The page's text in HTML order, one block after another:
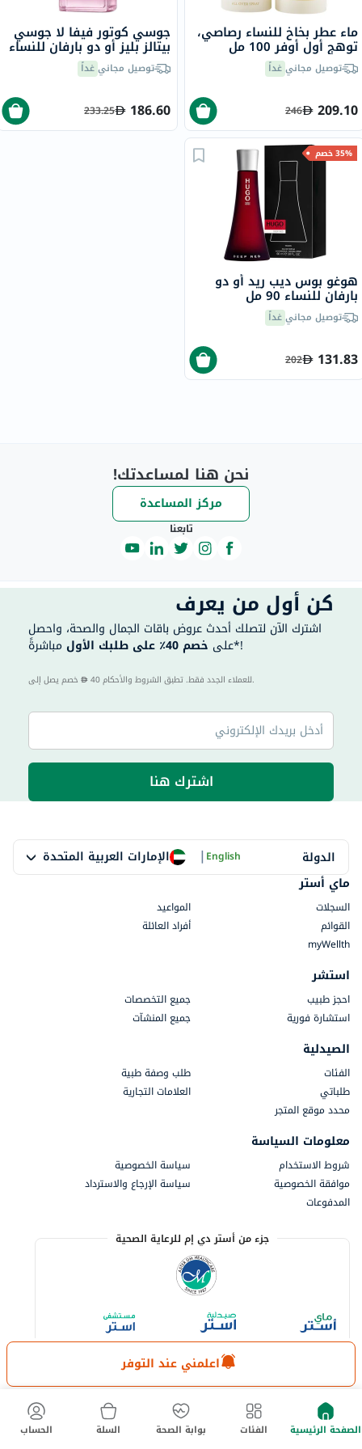
اعلمني عند التوفر
ماء عطر بخاخ للنساء رصاصي،
توهج أول أوفر 100 مل
توصيل مجانيغداً
209.10
246
جوسي كوتور فيفا لا جوسي
بيتالز بليز أو دو بارفان للنساء
100 ملتوصيل مجانيغداً
186.60
233.25
35% خصم
هوغو بوس ديب ريد أو دو
بارفان للنساء 90 مل
توصيل مجانيغداً
131.83
202
نحن هنا لمساعدتك!
مركز المساعدة
تابعنا
كن أول من يعرف
اشترك الآن لتصلك أحدث عروض باقات الجمال والصحة، واحصل
على خصم 40٪ على طلبك الأول مباشرةً*!
40 للعملاء الجدد فقط. تطبق الشروط والأحكام.
اشترك هنا
الدولة الإمارات العربية المتحدة |English
ماي أستر
السجلات
المواعيد
القوائم
أفراد العائلة
myWellth
استشر
احجز طبيب
جميع التخصصات
استشارة فورية
جميع المنشآت
الصيدلية
الفئات
طلب وصفة طبية
طلباتي
العلامات التجارية
محدد موقع المتجر
معلومات السياسة
شروط الاستخدام
سياسة الخصوصية
موافقة الخصوصية
سياسة الإرجاع والاسترداد
المدفوعات
جزء من أستر دي إم للرعاية الصحية
الصفحة الرئيسية الفئات بوابة الصحة السلة الحساب